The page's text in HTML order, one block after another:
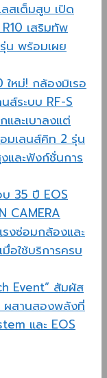
สเต็มสูบ เปิด
เสริมทัพ
น พร้อมเผย
ใหม่! กล้องมิเรอ
ส์ระบบ RF-S
และเบาลงแต่
มเลนส์คิท 2 รุ่น
และฟังก์ชั่นการ
35 ปี EOS
CAMERA
รงซ่อมกล้องและ
อใช้บริการครบ
Event” สัมผัส
ผสานสองพลังที่
และ EOS